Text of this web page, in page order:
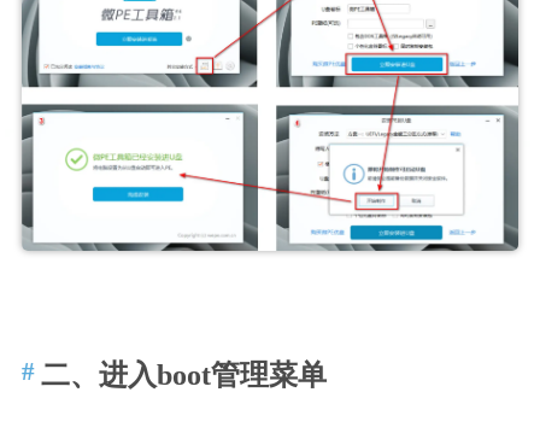
二、进入boot管理菜单